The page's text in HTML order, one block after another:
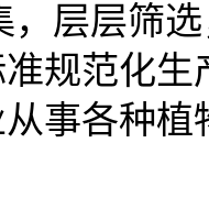
，层层筛
准规范化
事各种